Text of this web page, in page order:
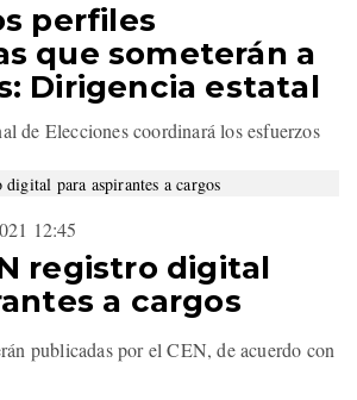
perfiles
que someterán a
Dirigencia estatal
de Elecciones coordinará los esfuerzos
12:45
registro digital
a cargos
publicadas por el CEN, de acuerdo con